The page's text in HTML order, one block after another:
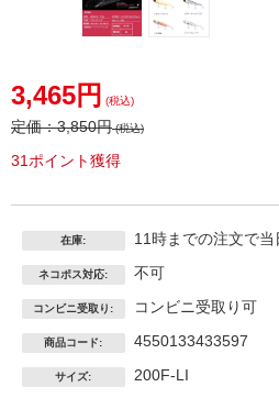
3,465円 (税込)
定価：3,850円(税込)
31ポイント獲得
在庫: 11時までの注文で
ネコポス対応: 不可
コンビニ受取り: コンビニ受取り可
商品コード: 4550133433597
サイズ: 200F-LI